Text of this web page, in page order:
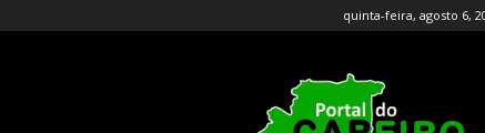
quinta-feira, agosto 6,